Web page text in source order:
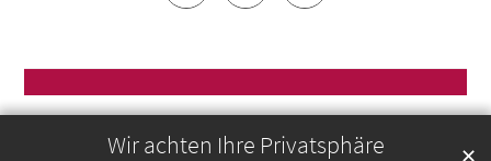
Wir achten Ihre Privatsphäre